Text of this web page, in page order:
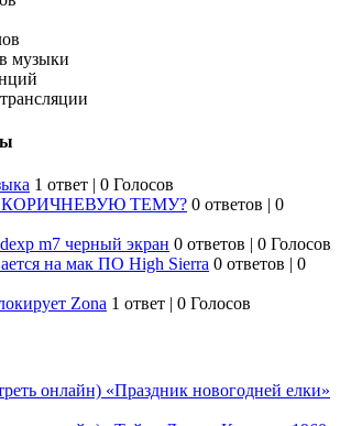
музыки
1 ответ | 0 Голосов
ТЕМУ? 0 ответов | 0
m7 черный экран 0 ответов | 0 Голосов
на мак ПО High Sierra 0 ответов | 0
Zona 1 ответ | 0 Голосов
онлайн) «Праздник новогодней елки»